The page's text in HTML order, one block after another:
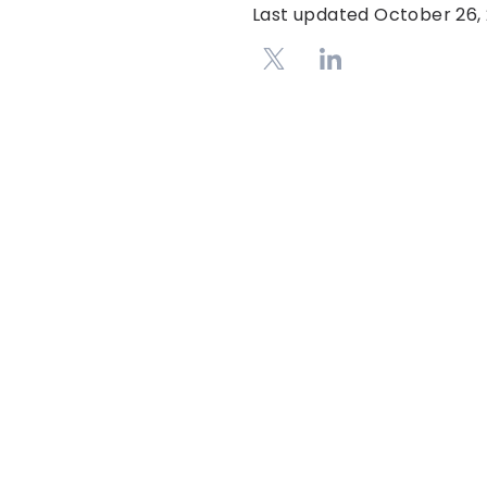
Last updatedOctober 26,